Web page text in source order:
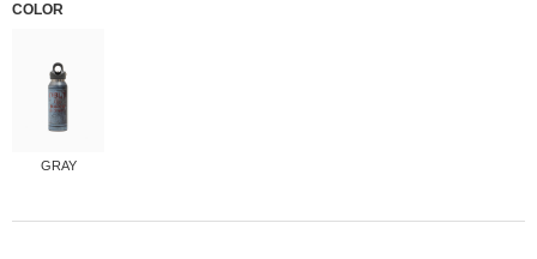
COLOR
GRAY